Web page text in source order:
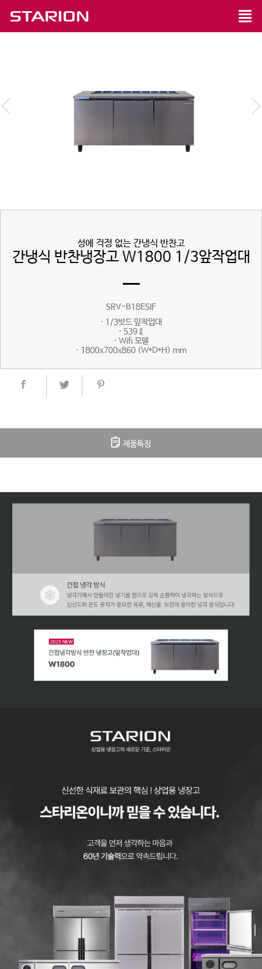
성에 걱정 없는 간냉식 반찬고
간냉식 반찬냉장고 W1800 1/3앞작업대
SRV-B18ESIF
· 1/3밧드 앞작업대
· 539ℓ
· Wifi 모델
· 1800x700x860 (W*D*H) mm
제품특징